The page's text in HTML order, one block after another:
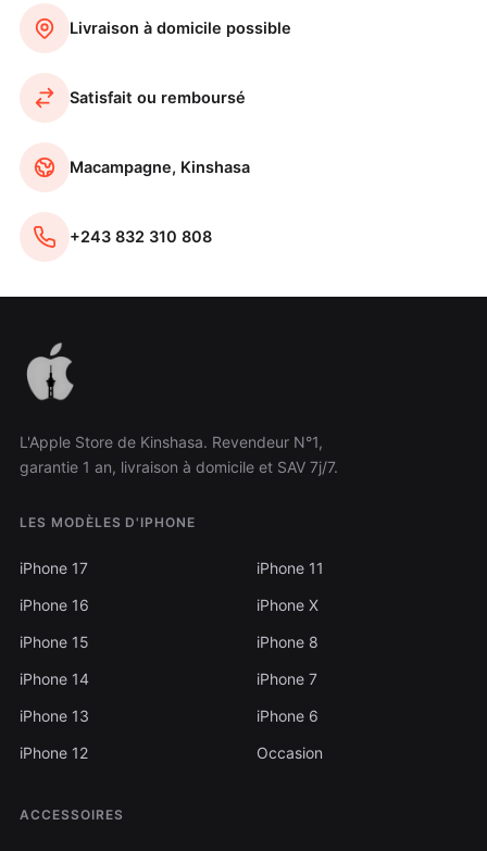
Livraison à domicile possible
Satisfait ou remboursé
Macampagne, Kinshasa
+243 832 310 808
L'Apple Store de Kinshasa. Revendeur N°1,
garantie 1 an, livraison à domicile et SAV 7j/7.
LES MODÈLES D'IPHONE
iPhone 17
iPhone 16
iPhone 15
iPhone 14
iPhone 13
iPhone 12
iPhone 11
iPhone X
iPhone 8
iPhone 7
iPhone 6
Occasion
ACCESSOIRES